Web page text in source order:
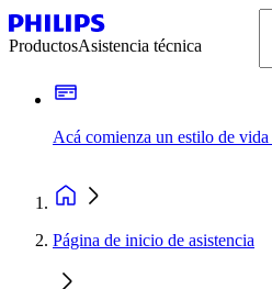
ProductosAsistencia técnica
Acá comienza un estilo de
Página de inicio de asistencia